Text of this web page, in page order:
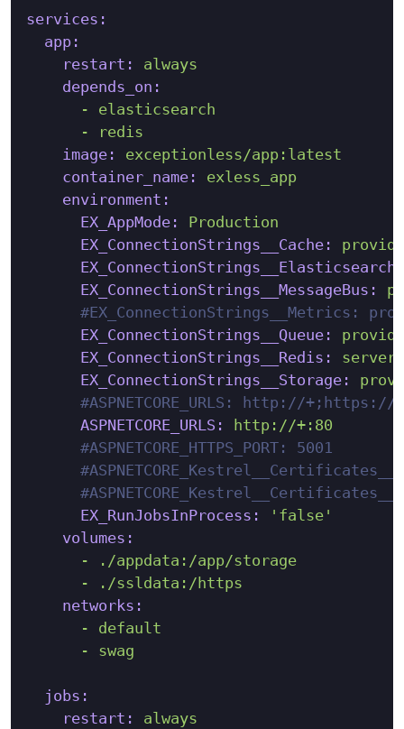
services:
app:
restart:
always
depends_on:
-
elasticsearch
-
redis
image:
exceptionless/app:latest
container_name:
exless_app
environment:
EX_AppMode:
Production
EX_ConnectionStrings__Cache:
EX_ConnectionStrings__Elasticsearch:
EX_ConnectionStrings__MessageBus:
#EX_ConnectionStrings__Metrics:
EX_ConnectionStrings__Queue:
EX_ConnectionStrings__Redis:
EX_ConnectionStrings__Storage:
#ASPNETCORE_URLS: http://+;https://+
ASPNETCORE_URLS:
http://+:80
#ASPNETCORE_HTTPS_PORT: 5001
EX_RunJobsInProcess:
'false'
volumes:
-
./appdata:/app/storage
-
./ssldata:/https
networks:
-
default
-
swag
jobs:
restart:
always